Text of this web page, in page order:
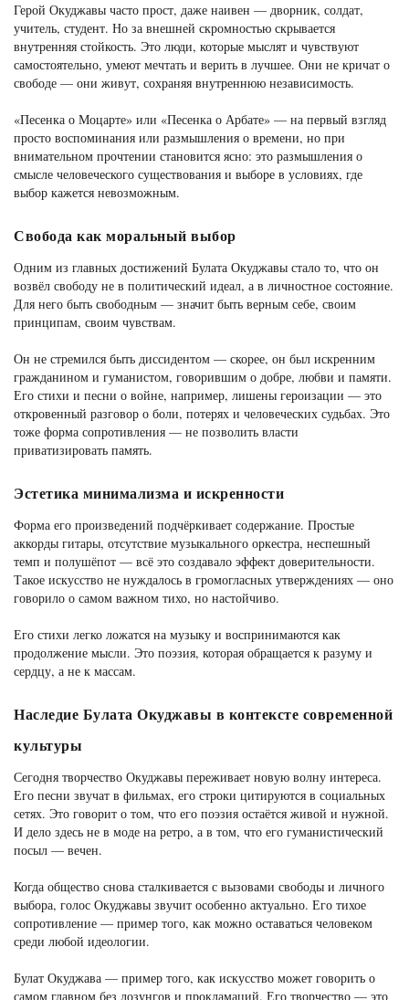
Герой Окуджавы часто прост, даже наивен — дворник, солдат,
учитель, студент. Но за внешней скромностью скрывается
внутренняя стойкость. Это люди, которые мыслят и чувствуют
самостоятельно, умеют мечтать и верить в лучшее. Они не кричат о
свободе — они живут, сохраняя внутреннюю независимость.
«Песенка о Моцарте» или «Песенка о Арбате» — на первый взгляд
просто воспоминания или размышления о времени, но при
внимательном прочтении становится ясно: это размышления о
смысле человеческого существования и выборе в условиях, где
выбор кажется невозможным.
Свобода как моральный выбор
Одним из главных достижений Булата Окуджавы стало то, что он
возвёл свободу не в политический идеал, а в личностное состояние.
Для него быть свободным — значит быть верным себе, своим
принципам, своим чувствам.
Он не стремился быть диссидентом — скорее, он был искренним
гражданином и гуманистом, говорившим о добре, любви и памяти.
Его стихи и песни о войне, например, лишены героизации — это
откровенный разговор о боли, потерях и человеческих судьбах. Это
тоже форма сопротивления — не позволить власти
приватизировать память.
Эстетика минимализма и искренности
Форма его произведений подчёркивает содержание. Простые
аккорды гитары, отсутствие музыкального оркестра, неспешный
темп и полушёпот — всё это создавало эффект доверительности.
Такое искусство не нуждалось в громогласных утверждениях — оно
говорило о самом важном тихо, но настойчиво.
Его стихи легко ложатся на музыку и воспринимаются как
продолжение мысли. Это поэзия, которая обращается к разуму и
сердцу, а не к массам.
Наследие Булата Окуджавы в контексте современной
культуры
Сегодня творчество Окуджавы переживает новую волну интереса.
Его песни звучат в фильмах, его строки цитируются в социальных
сетях. Это говорит о том, что его поэзия остаётся живой и нужной.
И дело здесь не в моде на ретро, а в том, что его гуманистический
посыл — вечен.
Когда общество снова сталкивается с вызовами свободы и личного
выбора, голос Окуджавы звучит особенно актуально. Его тихое
сопротивление — пример того, как можно оставаться человеком
среди любой идеологии.
Булат Окуджава — пример того, как искусство может говорить о
самом главном без лозунгов и прокламаций. Его творчество — это